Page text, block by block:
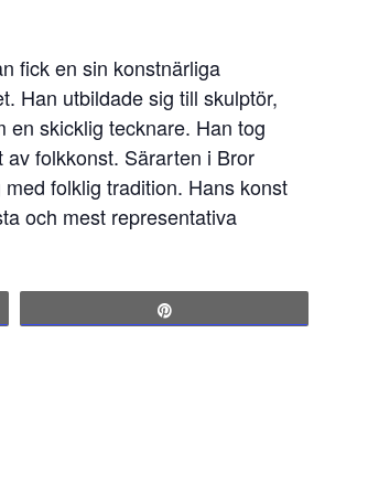
fick en sin konstnärliga
Han utbildade sig till skulptör,
en skicklig tecknare. Han tog
folkkonst. Särarten i Bror
folklig tradition. Hans konst
och mest representativa